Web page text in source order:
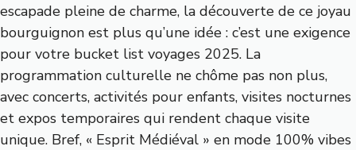
escapade pleine de charme, la découverte de ce joyau
bourguignon est plus qu’une idée : c’est une exigence
pour votre bucket list voyages 2025. La
programmation culturelle ne chôme pas non plus,
avec concerts, activités pour enfants, visites nocturnes
et expos temporaires qui rendent chaque visite
unique. Bref, « Esprit Médiéval » en mode 100% vibes